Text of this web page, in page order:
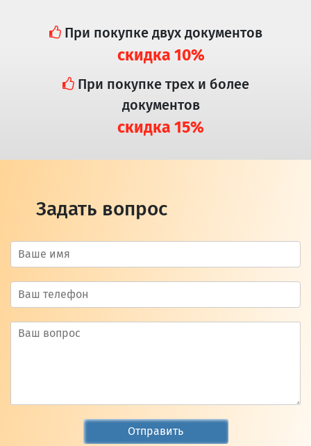
При покупке двух документов
скидка 10%
При покупке трех и более
документов
скидка 15%
Задать вопрос
Отправить